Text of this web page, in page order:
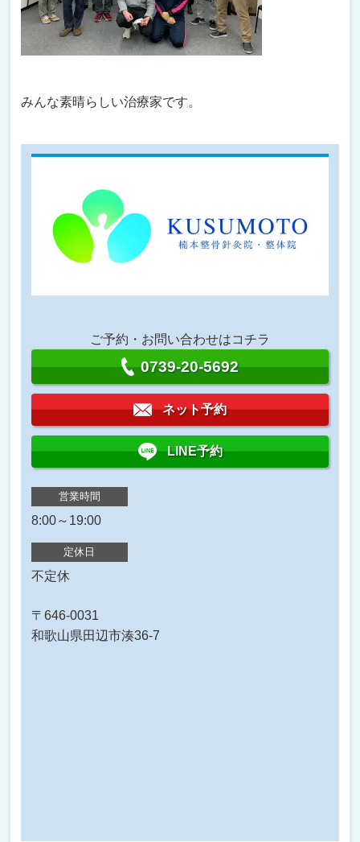
みんな素晴らしい治療家です。
ご予約・お問い合わせはコチラ
0739-20-5692
ネット予約
LINE予約
営業時間
8:00～19:00
定休日
不定休
〒646-0031
和歌山県田辺市湊36-7